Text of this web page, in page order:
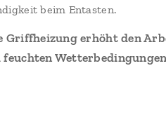
beim Entasten.
Griffheizung erhöht den